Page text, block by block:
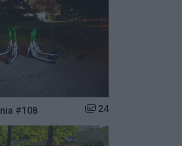
#108 Liczba zdjęć w galerii:
24